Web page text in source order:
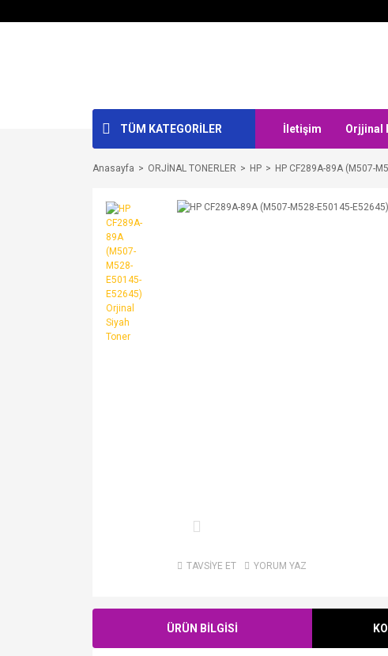
TÜM KATEGORİLER İletişim Orjjinal
Anasayfa ORJİNAL TONERLER HP HP CF289A-89A (M507-
TAVSİYE ET YORUM YAZ
ÜRÜN BİLGİSİ